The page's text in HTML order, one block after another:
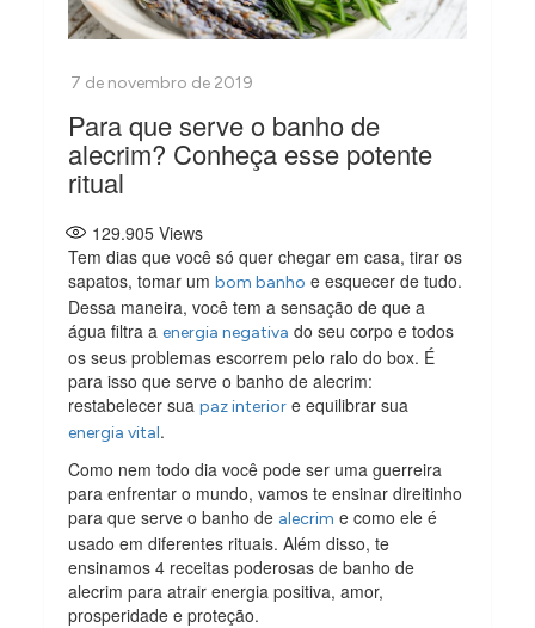
Para que serve o banho de
alecrim? Conheça esse potente
ritual
129.905 Views
Tem dias que você só quer chegar em casa, tirar os
sapatos, tomar umbom banho e esquecer de tudo.
Dessa maneira, você tem a sensação de que a
água filtra aenergia negativa do seu corpo e todos
os seus problemas escorrem pelo ralo do box. É
para isso que serve o banho de alecrim:
restabelecer suapaz interior e equilibrar sua
energia vital.
Como nem todo dia você pode ser uma guerreira
para enfrentar o mundo, vamos te ensinar direitinho
para que serve o banho de alecrim e como ele é
usado em diferentes rituais. Além disso, te
ensinamos 4 receitas poderosas de banho de
alecrim para atrair energia positiva, amor,
prosperidade e proteção.